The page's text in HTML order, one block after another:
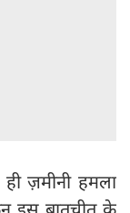
ज़मीनी हमला